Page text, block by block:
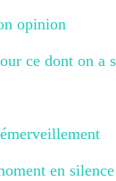
opinion
ce dont on a
en silence